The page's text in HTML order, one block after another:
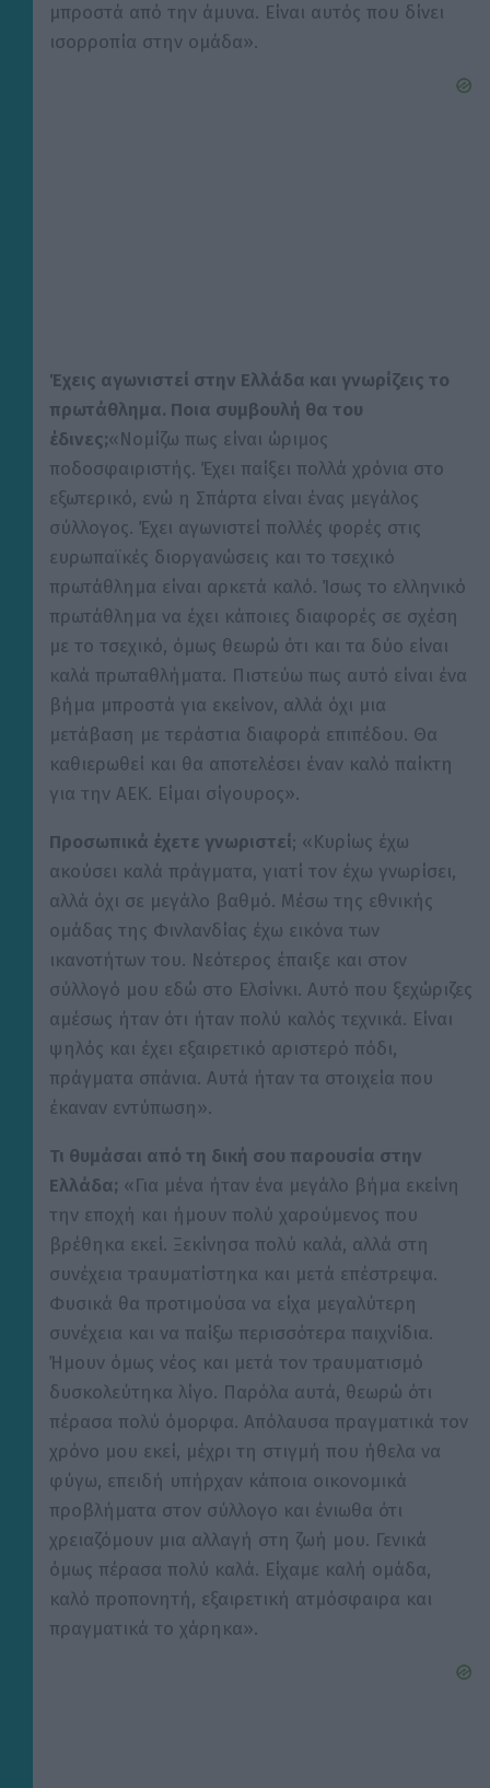
μπροστά από την άμυνα. Είναι αυτός που δίνει
ισορροπία στην ομάδα».
Έχεις αγωνιστεί στην Ελλάδα και γνωρίζεις το
πρωτάθλημα. Ποια συμβουλή θα του
έδινες;«Νομίζω πως είναι ώριμος
ποδοσφαιριστής. Έχει παίξει πολλά χρόνια στο
εξωτερικό, ενώ η Σπάρτα είναι ένας μεγάλος
σύλλογος. Έχει αγωνιστεί πολλές φορές στις
ευρωπαϊκές διοργανώσεις και το τσεχικό
πρωτάθλημα είναι αρκετά καλό. Ίσως το ελληνικό
πρωτάθλημα να έχει κάποιες διαφορές σε σχέση
με το τσεχικό, όμως θεωρώ ότι και τα δύο είναι
καλά πρωταθλήματα. Πιστεύω πως αυτό είναι ένα
βήμα μπροστά για εκείνον, αλλά όχι μια
μετάβαση με τεράστια διαφορά επιπέδου. Θα
καθιερωθεί και θα αποτελέσει έναν καλό παίκτη
για την ΑΕΚ. Είμαι σίγουρος».
Προσωπικά έχετε γνωριστεί; «Κυρίως έχω
ακούσει καλά πράγματα, γιατί τον έχω γνωρίσει,
αλλά όχι σε μεγάλο βαθμό. Μέσω της εθνικής
ομάδας της Φινλανδίας έχω εικόνα των
ικανοτήτων του. Νεότερος έπαιξε και στον
σύλλογό μου εδώ στο Ελσίνκι. Αυτό που ξεχώριζες
αμέσως ήταν ότι ήταν πολύ καλός τεχνικά. Είναι
ψηλός και έχει εξαιρετικό αριστερό πόδι,
πράγματα σπάνια. Αυτά ήταν τα στοιχεία που
έκαναν εντύπωση».
Τι θυμάσαι από τη δική σου παρουσία στην
Ελλάδα; «Για μένα ήταν ένα μεγάλο βήμα εκείνη
την εποχή και ήμουν πολύ χαρούμενος που
βρέθηκα εκεί. Ξεκίνησα πολύ καλά, αλλά στη
συνέχεια τραυματίστηκα και μετά επέστρεψα.
Φυσικά θα προτιμούσα να είχα μεγαλύτερη
συνέχεια και να παίξω περισσότερα παιχνίδια.
Ήμουν όμως νέος και μετά τον τραυματισμό
δυσκολεύτηκα λίγο. Παρόλα αυτά, θεωρώ ότι
πέρασα πολύ όμορφα. Απόλαυσα πραγματικά τον
χρόνο μου εκεί, μέχρι τη στιγμή που ήθελα να
φύγω, επειδή υπήρχαν κάποια οικονομικά
προβλήματα στον σύλλογο και ένιωθα ότι
χρειαζόμουν μια αλλαγή στη ζωή μου. Γενικά
όμως πέρασα πολύ καλά. Είχαμε καλή ομάδα,
καλό προπονητή, εξαιρετική ατμόσφαιρα και
πραγματικά το χάρηκα».